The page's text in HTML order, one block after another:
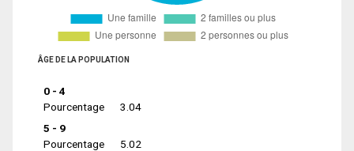
ÂGE DE LA POPULATION
0 - 4
Pourcentage
3.04
5 - 9
Pourcentage
5.02